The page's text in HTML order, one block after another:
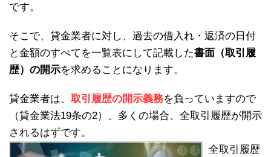
です。
そこで、貸金業者に対し、過去の借入れ・返済の日付
と金額のすべてを一覧表にして記載した書面（取引履
歴）の開示を求めることになります。
貸金業者は、 取引履歴の開示義務を負っていますので
（貸金業法19条の2）、多くの場合、全取引履歴が開示
されるはずです。
全取引履歴